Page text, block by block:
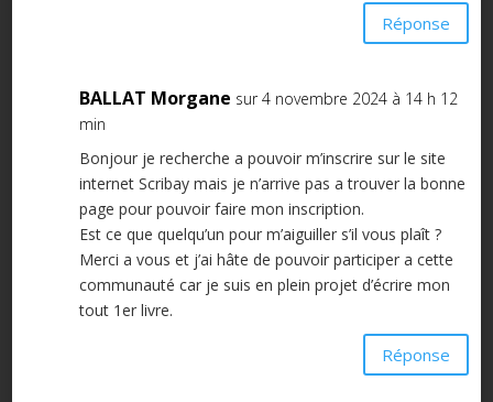
Réponse
BALLAT Morgane sur 4 novembre 2024 à 14 h 12
min
Bonjour je recherche a pouvoir m’inscrire sur le site
internet Scribay mais je n’arrive pas a trouver la bonne
page pour pouvoir faire mon inscription.
Est ce que quelqu’un pour m’aiguiller s’il vous plaît ?
Merci a vous et j’ai hâte de pouvoir participer a cette
communauté car je suis en plein projet d’écrire mon
tout 1er livre.
Réponse